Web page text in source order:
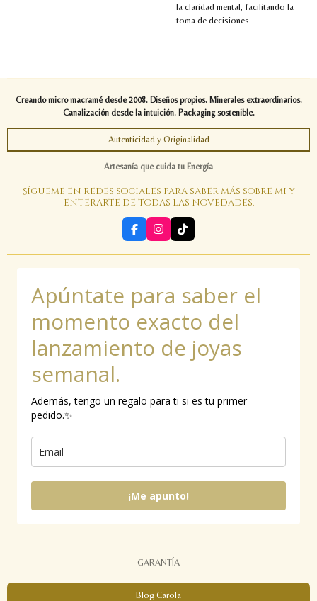
la claridad mental, facilitando la
toma de decisiones.
Creando micro macramé desde 2008. Diseños propios. Minerales extraordinarios.
Canalización desde la intuición. Packaging sostenible.
Autenticidad y Originalidad
Artesanía que cuida tu Energía
Sígueme en redes sociales para saber más sobre mi y
enterarte de todas las novedades.
F
a
c
o
k
I
n
s
r
m
T
i
k
Apúntate para saber el
momento exacto del
lanzamiento de joyas
semanal.
Además, tengo un regalo para ti si es tu primer
pedido.✨
¡Me apunto!
GARANTÍA
Blog Carola